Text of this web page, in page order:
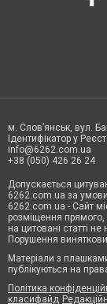
м. Слов’янськ, вул.
Ідентифікатор у
info@6262.com.ua
+38 (050) 426 26 24
Допускається
6262.com.ua за
6262.com.ua - Сайт
розміщення прямого,
на цитовані статті
Порушення
Матеріали з
публікуються на
Політика
класифайд